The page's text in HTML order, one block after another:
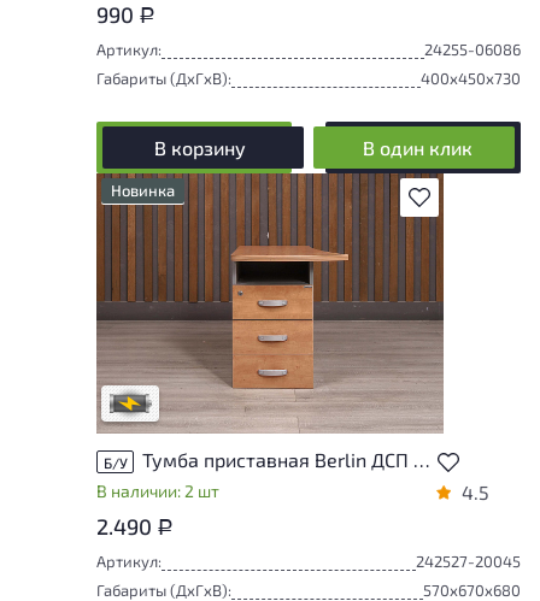
990 Р
Артикул:
24255-06086
Габариты (ДxГxВ):
400x450x730
В корзину В один клик
В избранное
Новинка
Степень износа находится на стадии
проверки. Вы можете уточнить
дополнительную информацию у
сотрудников магазина
В обработке
Б/У Тумба приставная Berlin ДСП Ольха Россия
В наличии: 2 шт 4.5
2.490 Р
Артикул:
242527-20045
Габариты (ДxГxВ):
570x670x680